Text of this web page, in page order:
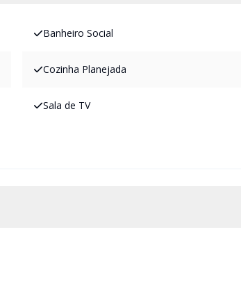
Banheiro Social
Cozinha Planejada
Sala de TV